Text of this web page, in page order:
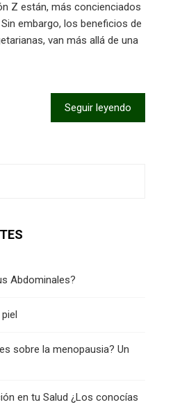
Z están, más concienciados
embargo, los beneficios de
van más allá de una
Seguir leyendo
Abdominales?
sobre la menopausia? Un
en tu Salud ¿Los conocías